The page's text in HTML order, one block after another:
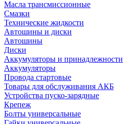
Масла трансмиссионные
Смазки
Технические жидкости
Автошины и диски
Автошины
Диски
Аккумуляторы и принадлежности
Аккумуляторы
Провода стартовые
Товары для обслуживания АКБ
Устройства пуско-зарядные
Крепеж
Болты универсальные